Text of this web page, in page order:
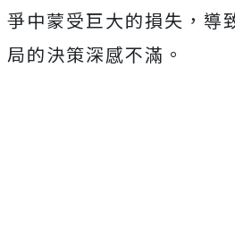
爭中蒙受巨大的損失，導
局的決策深感不滿。